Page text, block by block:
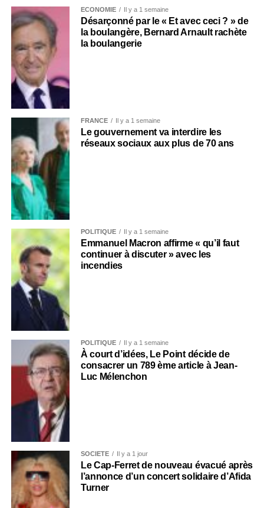
ECONOMIE Il y a 1 semaine
Désarçonné par le « Et avec ceci ? » de
la boulangère, Bernard Arnault rachète
la boulangerie
FRANCE Il y a 1 semaine
Le gouvernement va interdire les
réseaux sociaux aux plus de 70 ans
POLITIQUE Il y a 1 semaine
Emmanuel Macron affirme « qu’il faut
continuer à discuter » avec les
incendies
POLITIQUE Il y a 1 semaine
À court d’idées, Le Point décide de
consacrer un 789 ème article à Jean-
Luc Mélenchon
SOCIÉTÉ Il y a 1 jour
Le Cap-Ferret de nouveau évacué après
l’annonce d’un concert solidaire d’Afida
Turner